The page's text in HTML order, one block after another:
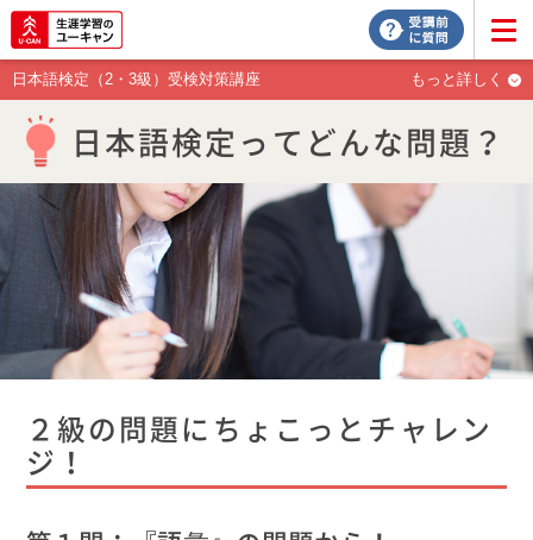
日本語検定（2・3級）受検対策講座 もっと詳しく
日本語検定ってどんな問題？
２級の問題にちょこっとチャレン
ジ！